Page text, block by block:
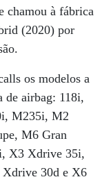
chamou à fábrica
(2020) por
os modelos a
de airbag: 118i,
M235i, M2
M6 Gran
X3 Xdrive 35i,
30d e X6